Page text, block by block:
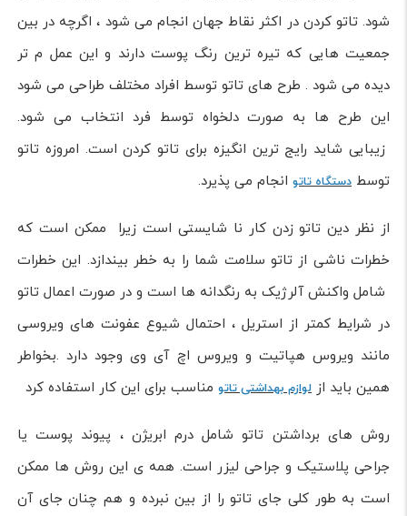
شود. تاتو کردن در اکثر نقاط جهان انجام می شود ، اگرچه در بین
جمعیت هایی که تیره ترین رنگ پوست دارند و این عمل م تر
دیده می شود . طرح های تاتو توسط افراد مختلف طراحی می شود
این طرح ها به صورت دلخواه توسط فرد انتخاب می شود.
زیبایی شاید رایج ترین انگیزه برای تاتو کردن است. امروزه تاتو
توسط دستگاه تاتو انجام می پذیرد.
از نظر دین تاتو زدن کار نا شایستی است زیرا ممکن است که
خطرات ناشی از تاتو سلامت شما را به خطر بیندازد. این خطرات
شامل واکنش آلرژیک به رنگدانه ها است و در صورت اعمال تاتو
در شرایط کمتر از استریل ، احتمال شیوع عفونت های ویروسی
مانند ویروس هپاتیت و ویروس اچ آی وی وجود دارد .بخواطر
همین باید از لوازم بهداشتی تاتو مناسب برای این کار استفاده کرد
روش های برداشتن تاتو شامل درم ابریژن ، پیوند پوست یا
جراحی پلاستیک و جراحی لیزر است. همه ی این روش ها ممکن
است به طور کلی جای تاتو را از بین نبرده و هم چنان جای آن